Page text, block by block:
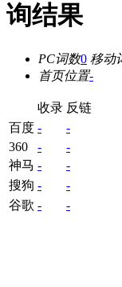
询结果
PC词数0 移动
首页位置-
收录 反链
百度 -
-
360
-
-
神马 -
-
搜狗 -
-
谷歌 - -